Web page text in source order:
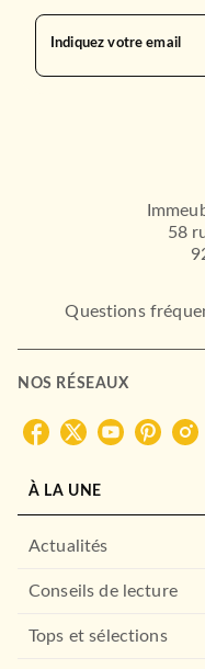
Indiquez votre email
58
Questions
NOS RÉSEAUX
À LA UNE
Actualités
Conseils de lecture
Tops et sélections